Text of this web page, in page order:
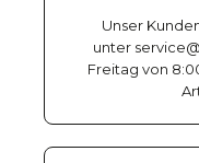
Unser
unter
Freitag von